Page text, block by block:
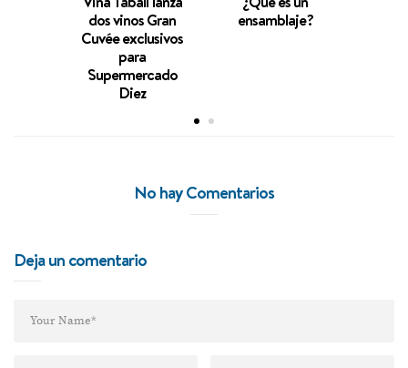
dos vinos Gran
Cuvée exclusivos
para
Supermercado
Diez
ensamblaje?
No hay Comentarios
Deja un comentario